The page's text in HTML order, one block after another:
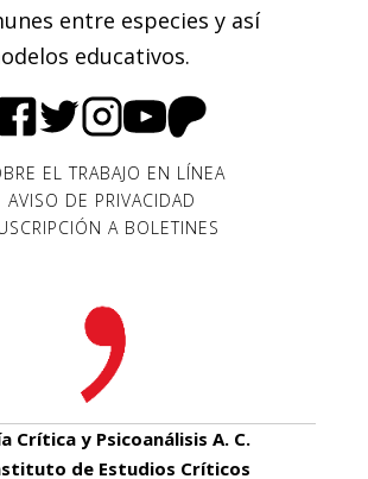
entre especies y así
educativos.
EL TRABAJO EN LÍNEA
AVISO DE PRIVACIDAD
A BOLETINES
Crítica y Psicoanálisis A. C.
de Estudios Críticos